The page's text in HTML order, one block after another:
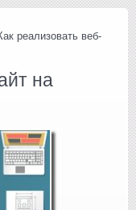
реализовать веб-
на